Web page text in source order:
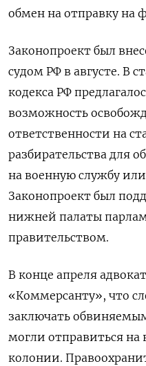
обмен на отправку на
Законопроект был
судом РФ в августе. В
кодекса РФ
возможность
ответственности на
разбирательства для
на военную службу
Законопроект был
нижней палаты
правительством.
В конце апреля
«Коммерсанту», что
заключать
могли отправиться на
колонии.